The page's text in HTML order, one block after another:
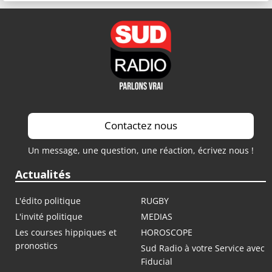
Contactez nous
Un message, une question, une réaction, écrivez nous !
Actualités
L'édito politique
RUGBY
L'invité politique
MEDIAS
Les courses hippiques et
pronostics
HOROSCOPE
Sud Radio à votre Service avec
Fiducial